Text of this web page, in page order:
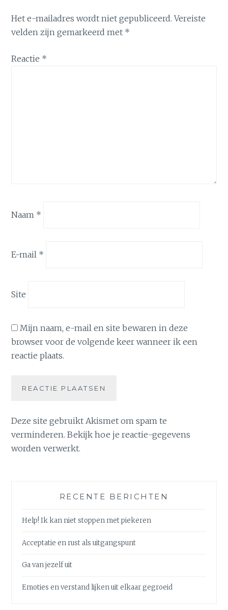
Het e-mailadres wordt niet gepubliceerd. Vereiste
velden zijn gemarkeerd met *
Reactie *
Naam *
E-mail *
Site
Mijn naam, e-mail en site bewaren in deze
browser voor de volgende keer wanneer ik een
reactie plaats.
Deze site gebruikt Akismet om spam te
verminderen.Bekijk hoe je reactie-gegevens
worden verwerkt.
RECENTE BERICHTEN
Help! Ik kan niet stoppen met piekeren
Acceptatie en rust als uitgangspunt
Ga van jezelf uit
Emoties en verstand lijken uit elkaar gegroeid